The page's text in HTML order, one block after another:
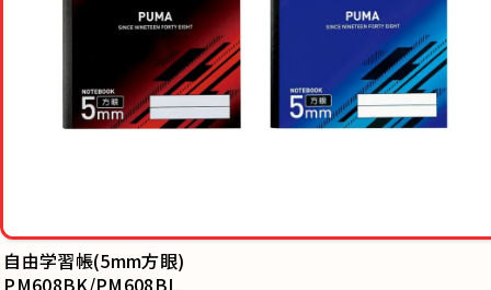
自由学習帳(5mm方眼)
PM608BK/PM608BL